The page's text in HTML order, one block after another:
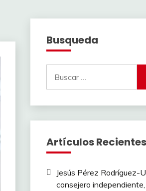
Busqueda
Artículos Recientes
Jesús Pérez Rodríguez-
consejero